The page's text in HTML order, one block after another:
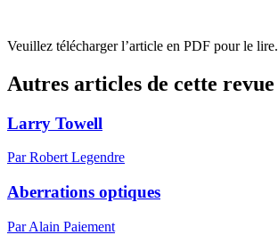
Veuillez télécharger l’article en PDF pour le lire.
Autres articles de cette revue
Larry Towell
Par Robert Legendre
Aberrations optiques
Par Alain Paiement